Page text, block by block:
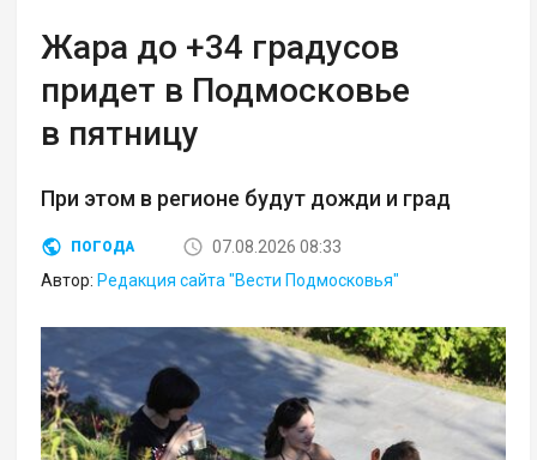
Жара до +34 градусов
придет в Подмосковье
в пятницу
При этом в регионе будут дожди и град
ПОГОДА
07.08.2026 08:33
Автор: Редакция сайта "Вести Подмосковья"